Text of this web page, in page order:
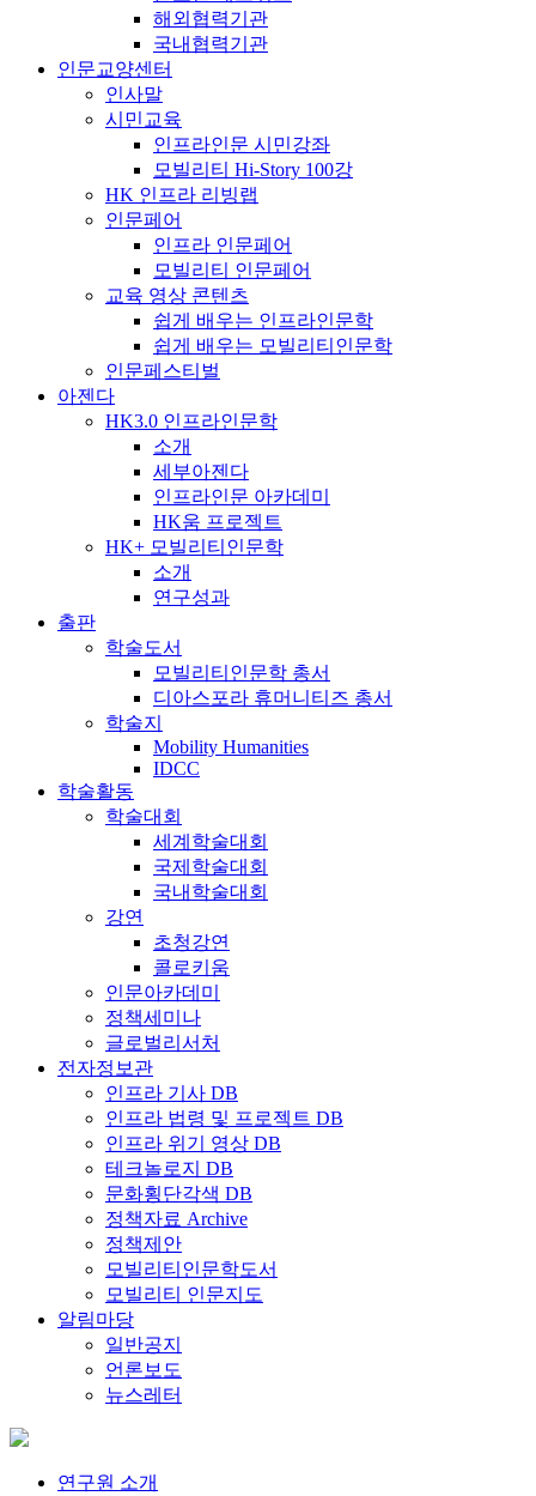
해외협력기관
국내협력기관
인문교양센터
인사말
시민교육
인프라인문 시민강좌
모빌리티 Hi-Story 100강
HK 인프라 리빙랩
인문페어
인프라 인문페어
모빌리티 인문페어
교육 영상 콘텐츠
쉽게 배우는 인프라인문학
쉽게 배우는 모빌리티인문학
인문페스티벌
아젠다
HK3.0 인프라인문학
소개
세부아젠다
인프라인문 아카데미
HK움 프로젝트
HK+ 모빌리티인문학
소개
연구성과
출판
학술도서
모빌리티인문학 총서
디아스포라 휴머니티즈 총서
학술지
Mobility Humanities
IDCC
학술활동
학술대회
세계학술대회
국제학술대회
국내학술대회
강연
초청강연
콜로키움
인문아카데미
정책세미나
글로벌리서처
전자정보관
인프라 기사 DB
인프라 법령 및 프로젝트 DB
인프라 위기 영상 DB
테크놀로지 DB
문화횡단각색 DB
정책자료 Archive
정책제안
모빌리티인문학도서
모빌리티 인문지도
알림마당
일반공지
언론보도
뉴스레터
연구원 소개